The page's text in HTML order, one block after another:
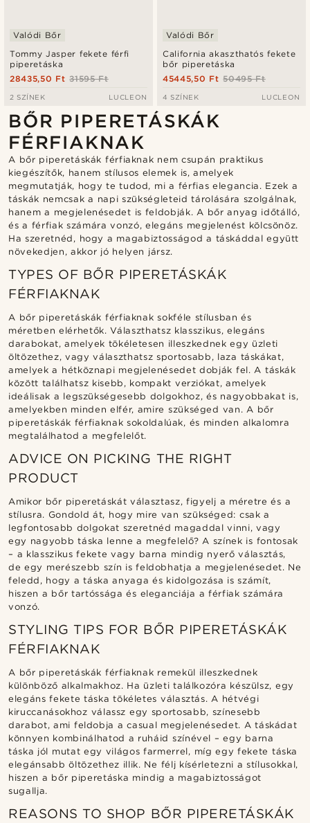
Tommy Jasper fekete férfi
piperetáska
Valódi Bőr
31595 Ft
28435,50 Ft
2 SZÍNEK LUCLEON
California akaszthatós fekete
bőr piperetáska
Valódi Bőr
50495 Ft
45445,50 Ft
4 SZÍNEK LUCLEON
BŐR PIPERETÁSKÁK
FÉRFIAKNAK
A bőr piperetáskák férfiaknak nem csupán praktikus
kiegészítők, hanem stílusos elemek is, amelyek
megmutatják, hogy te tudod, mi a férfias elegancia. Ezek a
táskák nemcsak a napi szükségleteid tárolására szolgálnak,
hanem a megjelenésedet is feldobják. A bőr anyag időtálló,
és a férfiak számára vonzó, elegáns megjelenést kölcsönöz.
Ha szeretnéd, hogy a magabiztosságod a táskáddal együtt
növekedjen, akkor jó helyen jársz.
TYPES OF BŐR PIPERETÁSKÁK
FÉRFIAKNAK
A bőr piperetáskák férfiaknak sokféle stílusban és
méretben elérhetők. Választhatsz klasszikus, elegáns
darabokat, amelyek tökéletesen illeszkednek egy üzleti
öltözethez, vagy választhatsz sportosabb, laza táskákat,
amelyek a hétköznapi megjelenésedet dobják fel. A táskák
között találhatsz kisebb, kompakt verziókat, amelyek
ideálisak a legszükségesebb dolgokhoz, és nagyobbakat is,
amelyekben minden elfér, amire szükséged van. A bőr
piperetáskák férfiaknak sokoldalúak, és minden alkalomra
megtalálhatod a megfelelőt.
ADVICE ON PICKING THE RIGHT
PRODUCT
Amikor bőr piperetáskát választasz, figyelj a méretre és a
stílusra. Gondold át, hogy mire van szükséged: csak a
legfontosabb dolgokat szeretnéd magaddal vinni, vagy
egy nagyobb táska lenne a megfelelő? A színek is fontosak
– a klasszikus fekete vagy barna mindig nyerő választás,
de egy merészebb szín is feldobhatja a megjelenésedet. Ne
feledd, hogy a táska anyaga és kidolgozása is számít,
hiszen a bőr tartóssága és eleganciája a férfiak számára
vonzó.
STYLING TIPS FOR BŐR PIPERETÁSKÁK
FÉRFIAKNAK
A bőr piperetáskák férfiaknak remekül illeszkednek
különböző alkalmakhoz. Ha üzleti találkozóra készülsz, egy
elegáns fekete táska tökéletes választás. A hétvégi
kiruccanásokhoz válassz egy sportosabb, színesebb
darabot, ami feldobja a casual megjelenésedet. A táskádat
könnyen kombinálhatod a ruháid színével – egy barna
táska jól mutat egy világos farmerrel, míg egy fekete táska
elegánsabb öltözethez illik. Ne félj kísérletezni a stílusokkal,
hiszen a bőr piperetáska mindig a magabiztosságot
sugallja.
REASONS TO SHOP BŐR PIPERETÁSKÁK